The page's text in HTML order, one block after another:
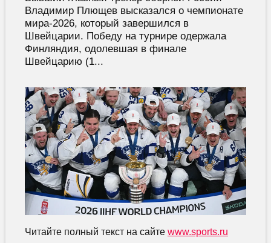
Владимир Плющев высказался о чемпионате
мира-2026, который завершился в
Швейцарии. Победу на турнире одержала
Финляндия, одолевшая в финале
Швейцарию (1...
Читайте полный текст на сайте www.sports.ru